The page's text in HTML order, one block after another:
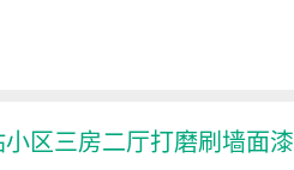
区三房二厅打磨刷墙面漆